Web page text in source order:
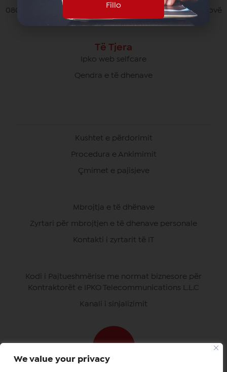
We value your privacy
080070000 pa pagesë nga të gjithë operatorët në Kosovë
Të Tjera
Ipko web selfcare
Qendra e të dhenave
Kushtet e përdorimit
Procedura e Ankimimit
Çmimet e pajisjeve
Mbrojtja e të dhënave
Zyrtari për mbrojtjen e të dhenave personale
Kontakti i zyrtarit të IT
Kodi i Pajtueshmërise me normat biznesore për
Kontraktorët e IPKO Telecommunications L.L.C
Kanali i sinjalizimit
Fillo